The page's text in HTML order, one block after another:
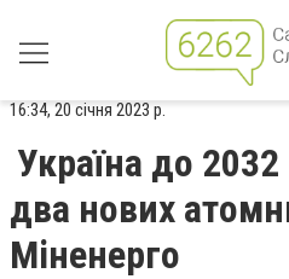
16:34, 20 січня 2023 р.
Україна до
два нових
Міненерго